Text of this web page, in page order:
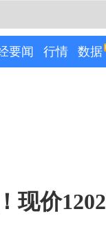
要闻 行情 数据
现价